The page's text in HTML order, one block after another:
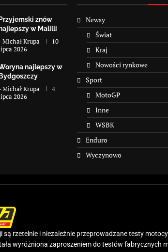
Przyjemski znów
w Malilli
Michał Krupa
10
2026
najlepszy w
Bydgoszczy
Michał Krupa
4
2026
Newsy
Świat
Kraj
Nowości rynkowe
Sport
MotoGP
Inne
WSBK
Enduro
Wyczynowo
rzetelnie i niezależnie przeprowadzane testy
wyróżniona zaproszeniem do testów fabrycznych